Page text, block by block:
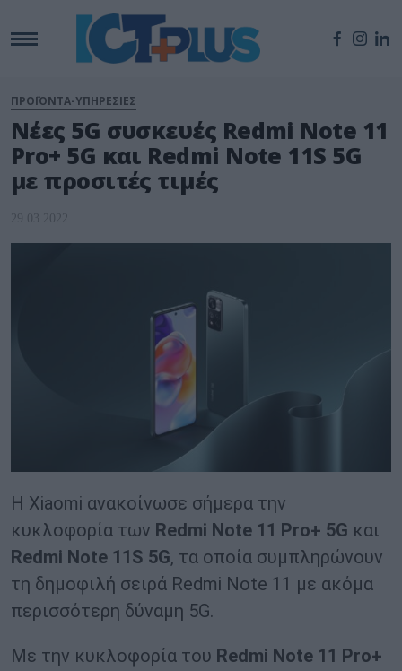
ΠΡΟΪΟΝΤΑ-ΥΠΗΡΕΣΙΕΣ
Νέες 5G συσκευές Redmi Note 11
Pro+ 5G και Redmi Note 11S 5G
με προσιτές τιμές
29.03.2022
Η Xiaomi ανακοίνωσε σήμερα την
κυκλοφορία των Redmi Note 11 Pro+ 5G και
Redmi Note 11 S 5G, τα οποία συμπληρώνουν
τη δημοφιλή σειρά Redmi Note 11 με ακόμα
περισσότερη δύναμη 5G.
Με την κυκλοφορία του Redmi Note 11 Pro+